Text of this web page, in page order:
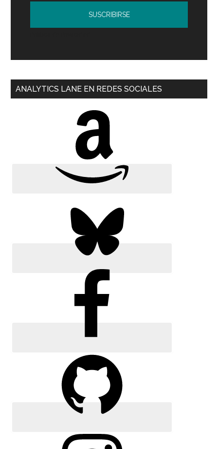
ANALYTICS LANE EN REDES SOCIALES